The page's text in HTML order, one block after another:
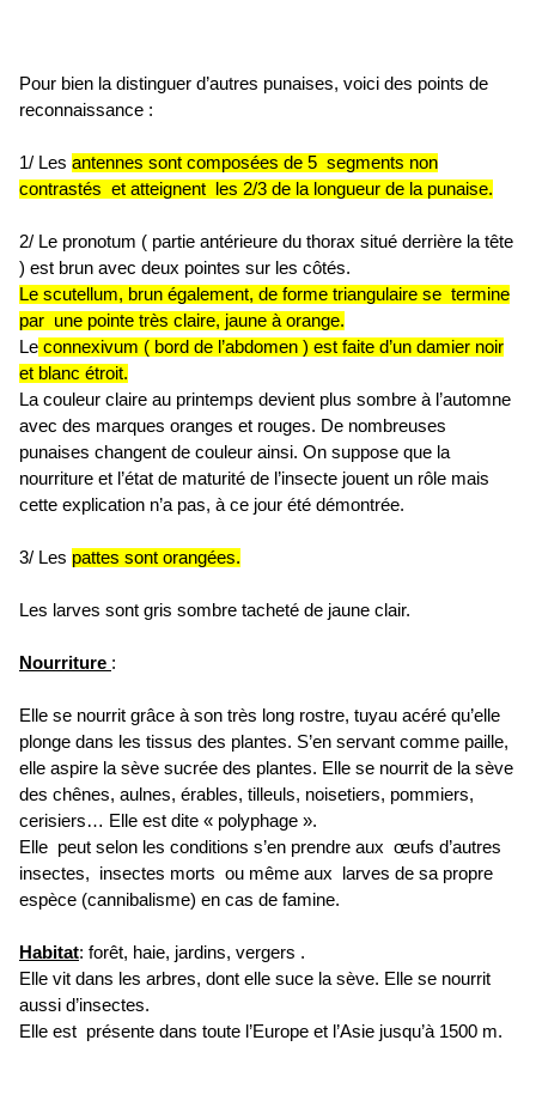
Pour bien la distinguer d’autres punaises, voici des points de
reconnaissance :
1/ Les antennes sont composées de 5 segments non
contrastés et atteignent les 2/3 de la longueur de la punaise.
2/ Le pronotum ( partie antérieure du thorax situé derrière la tête
) est brun avec deux pointes sur les côtés.
Le scutellum, brun également, de forme triangulaire se termine
par une pointe très claire, jaune à orange.
Le connexivum ( bord de l’abdomen ) est faite d’un damier noir
et blanc étroit.
La couleur claire au printemps devient plus sombre à l’automne
avec des marques oranges et rouges. De nombreuses
punaises changent de couleur ainsi. On suppose que la
nourriture et l’état de maturité de l’insecte jouent un rôle mais
cette explication n’a pas, à ce jour été démontrée.
3/ Les pattes sont orangées.
Les larves sont gris sombre tacheté de jaune clair.
Nourriture :
Elle se nourrit grâce à son très long rostre, tuyau acéré qu’elle
plonge dans les tissus des plantes. S’en servant comme paille,
elle aspire la sève sucrée des plantes. Elle se nourrit de la sève
des chênes, aulnes, érables, tilleuls, noisetiers, pommiers,
cerisiers… Elle est dite « polyphage ».
Elle peut selon les conditions s’en prendre aux œufs d’autres
insectes, insectes morts ou même aux larves de sa propre
espèce (cannibalisme) en cas de famine.
Habitat: forêt, haie, jardins, vergers .
Elle vit dans les arbres, dont elle suce la sève. Elle se nourrit
aussi d’insectes.
Elle est présente dans toute l’Europe et l’Asie jusqu’à 1500 m.